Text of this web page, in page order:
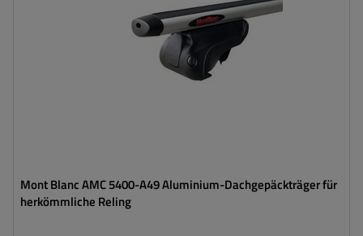
Mont Blanc AMC 5400-A49 Aluminium-Dachgepäckträger für
herkömmliche Reling